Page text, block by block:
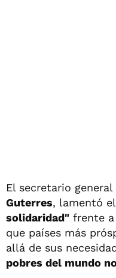
El secretario general
Guterres, lamentó
solidaridad" frente
que países más
allá de sus
pobres del mundo